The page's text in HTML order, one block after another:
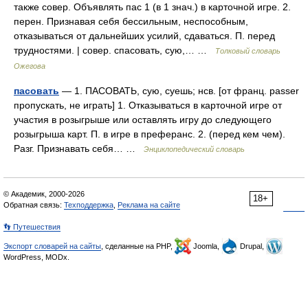
также совер. Объявлять пас 1 (в 1 знач.) в карточной игре. 2.
перен. Признавая себя бессильным, неспособным,
отказываться от дальнейших усилий, сдаваться. П. перед
трудностями. | совер. спасовать, сую,… …
Толковый словарь
Ожегова
пасовать — 1. ПАСОВАТЬ, сую, суешь; нсв. [от франц. passer
пропускать, не играть] 1. Отказываться в карточной игре от
участия в розыгрыше или оставлять игру до следующего
розыгрыша карт. П. в игре в преферанс. 2. (перед кем чем).
Разг. Признавать себя… …
Энциклопедический словарь
18+
© Академик, 2000-2026
Обратная связь: Техподдержка Реклама на сайте
👣 Путешествия
Экспорт словарей на сайты , сделанные на PHP, Joomla,
Drupal,
WordPress, MODx.